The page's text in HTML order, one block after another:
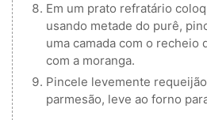
Em um prato refratário
usando metade do purê,
uma camada com o recheio
com a moranga.
Pincele levemente
parmesão, leve ao forno